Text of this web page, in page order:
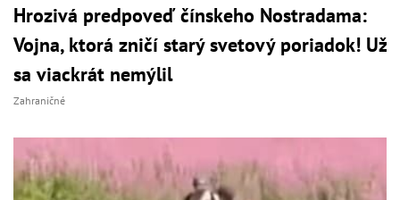
Hrozivá predpoveď čínskeho Nostradama:
Vojna, ktorá zničí starý svetový poriadok! Už
sa viackrát nemýlil
Zahraničné